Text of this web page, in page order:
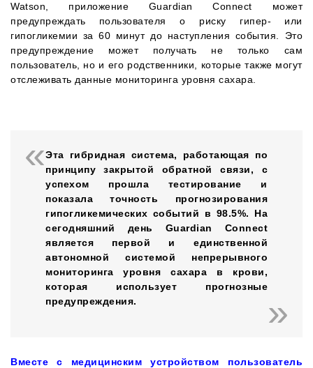
Watson, приложение Guardian Connect может
предупреждать пользователя о риску гипер- или
гипогликемии за 60 минут до наступления события. Это
предупреждение может получать не только сам
пользователь, но и его родственники, которые также могут
отслеживать данные мониторинга уровня сахара.
Эта гибридная система, работающая по
принципу закрытой обратной связи, с
успехом прошла тестирование и
показала точность прогнозирования
гипогликемических событий в 98.5%. На
сегодняшний день Guardian Connect
является первой и единственной
автономной системой непрерывного
мониторинга уровня сахара в крови,
которая использует прогнозные
предупреждения.
Вместе с медицинским устройством пользователь